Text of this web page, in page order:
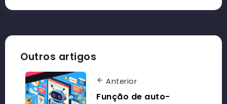
Outros artigos
Anterior
Função de auto-